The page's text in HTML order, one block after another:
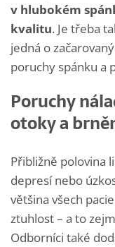
v hlubokém
kvalitu. Je třeba
jedná o
poruchy spánku a
Poruchy
otoky a
Přibližně polovina
depresí nebo
většina všech
ztuhlost – a to
Odborníci také